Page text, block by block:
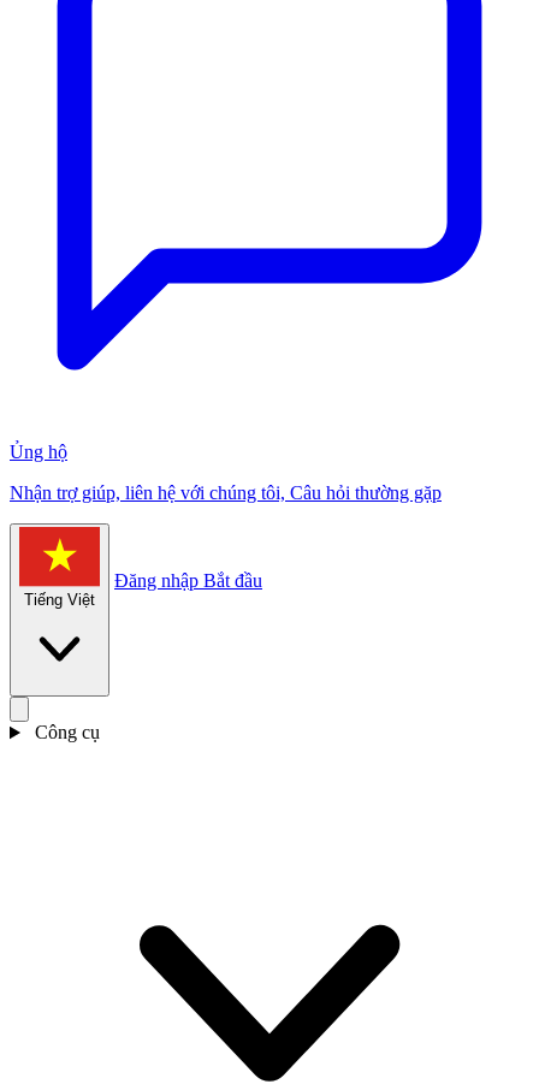
Ủng hộ
Nhận trợ giúp, liên hệ với chúng tôi, Câu hỏi thường gặp
Tiếng Việt
Đăng nhập Bắt đầu
Công cụ